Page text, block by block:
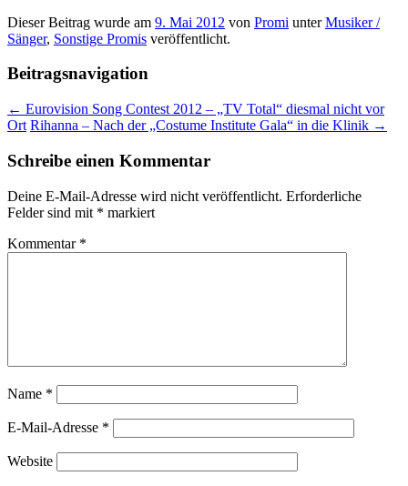
Dieser Beitrag wurde am 9. Mai 2012 von Promi unterMusiker /
Sänger, Sonstige Promis veröffentlicht.
Beitragsnavigation
← Eurovision Song Contest 2012 – „TV Total“ diesmal nicht vor
Ort Rihanna – Nach der „Costume Institute Gala“ in die Klinik →
Schreibe einen Kommentar
Deine E-Mail-Adresse wird nicht veröffentlicht. Erforderliche
Felder sind mit * markiert
Kommentar *
Name *
E-Mail-Adresse *
Website